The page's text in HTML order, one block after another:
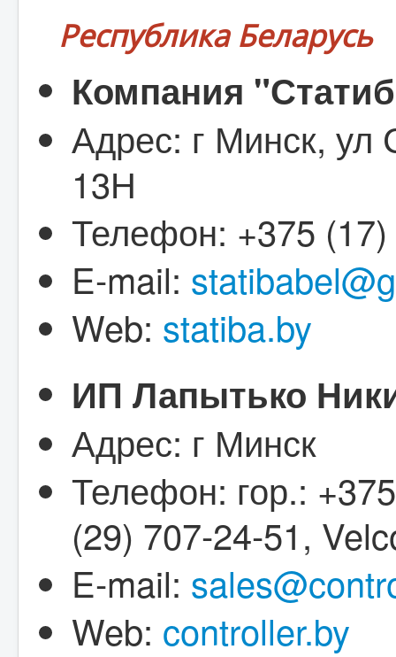
Республика Беларусь
Компания
Адрес: г Минск, ул
13Н
Телефон: +375
E-mail:
Web: statiba.by
ИП Лапытько
Адрес: г Минск
Телефон: гор.:
(29) 707-24-51,
E-mail:
Web: controller.by